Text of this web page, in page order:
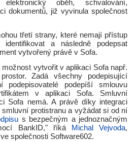
oběh, schvalování,
dokumentů, již vyvinula společnost
třetí strany, které nemají přístup
a následně podepsat
vytvořený právě v Sofa.
vytvořit v aplikaci Sofa např.
Zadá všechny podepisující
podepisovatelé podepíší smlouvu
v aplikaci Sofa. Smluvní
Sofa nemá. A právě díky integraci
protistranu a vyžádat si od ní
s bezpečným a jednoznačným
BankID," říká
Michal Vejvoda,
společnosti Software602.